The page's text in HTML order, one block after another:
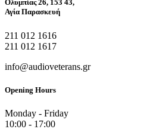
Ολυμπίας 26, 153 43,
Αγία Παρασκευή
211 012 1616
211 012 1617
info@audioveterans.gr
Opening Hours
Monday - Friday
10:00 - 17:00